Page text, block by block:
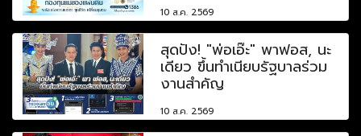
10 ส.ค. 2569
สุดปัง! "พ่อเอ๊ะ" พาฟอส, นะ
เดียว ขึ้นทำเนียบรัฐบาลร่วม
งานสำคัญ
10 ส.ค. 2569